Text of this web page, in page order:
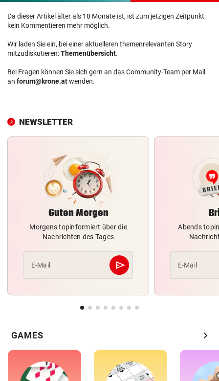
Da dieser Artikel älter als 18 Monate ist, ist zum jetzigen Zeitpunkt
kein Kommentieren mehr möglich.
Wir laden Sie ein, bei einer aktuelleren themenrelevanten Story
mitzudiskutieren:Themenübersicht.
Bei Fragen können Sie sich gern an das Community-Team per Mail
an forum@krone.atwenden.
NEWSLETTER
Guten Morgen
Morgens topinformiert über die
Nachrichten des Tages
E-Mail send
Abschicken
Abends
E-Mail
GAMES chevron_right